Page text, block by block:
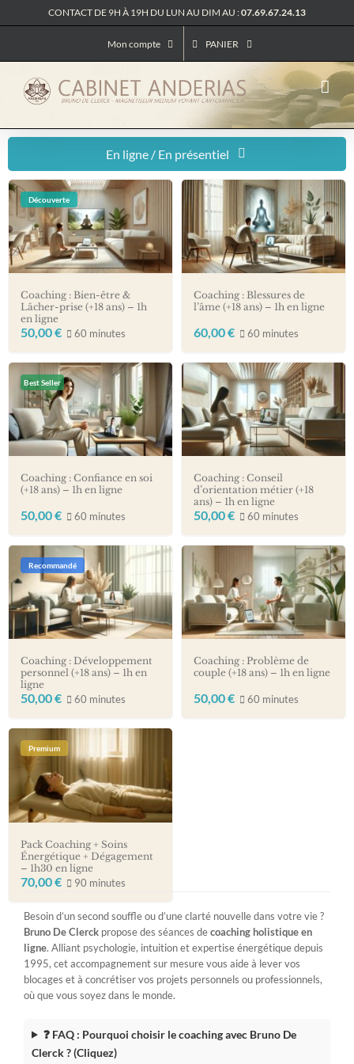
au
CONTACT DE 9H À 19H DU LUN AU DIM AU :07.69.67.24.13
Mon compte PANIER
En ligne / En présentiel
Coaching en ligne
Coaching en présentiel
Découverte
Coaching : Bien-être &
Lâcher-prise (+18 ans) – 1h
en ligne
50,00€ 60 minutes
Coaching : Blessures de
l’âme (+18 ans) – 1h en ligne
60,00€ 60 minutes
Best Seller
Coaching : Confiance en soi
(+18 ans) – 1h en ligne
50,00€ 60 minutes
Coaching : Conseil
d’orientation métier (+18
ans) – 1h en ligne
50,00€ 60 minutes
Recommandé
Coaching : Développement
personnel (+18 ans) – 1h en
ligne
50,00€ 60 minutes
Coaching : Problème de
couple (+18 ans) – 1h en ligne
50,00€ 60 minutes
Premium
Pack Coaching + Soins
Énergétique + Dégagement
– 1h30 en ligne
70,00€ 90 minutes
Besoin d’un second souffle ou d’une clarté nouvelle dans votre vie ?
Bruno De Clerckpropose des séances decoaching holistique en
ligne. Alliant psychologie, intuition et expertise énergétique depuis
1995, cet accompagnement sur mesure vous aide à lever vos
blocages et à concrétiser vos projets personnels ou professionnels,
où que vous soyez dans le monde.
❓ FAQ : Pourquoi choisir le coaching avec Bruno De
Clerck ? (Cliquez)